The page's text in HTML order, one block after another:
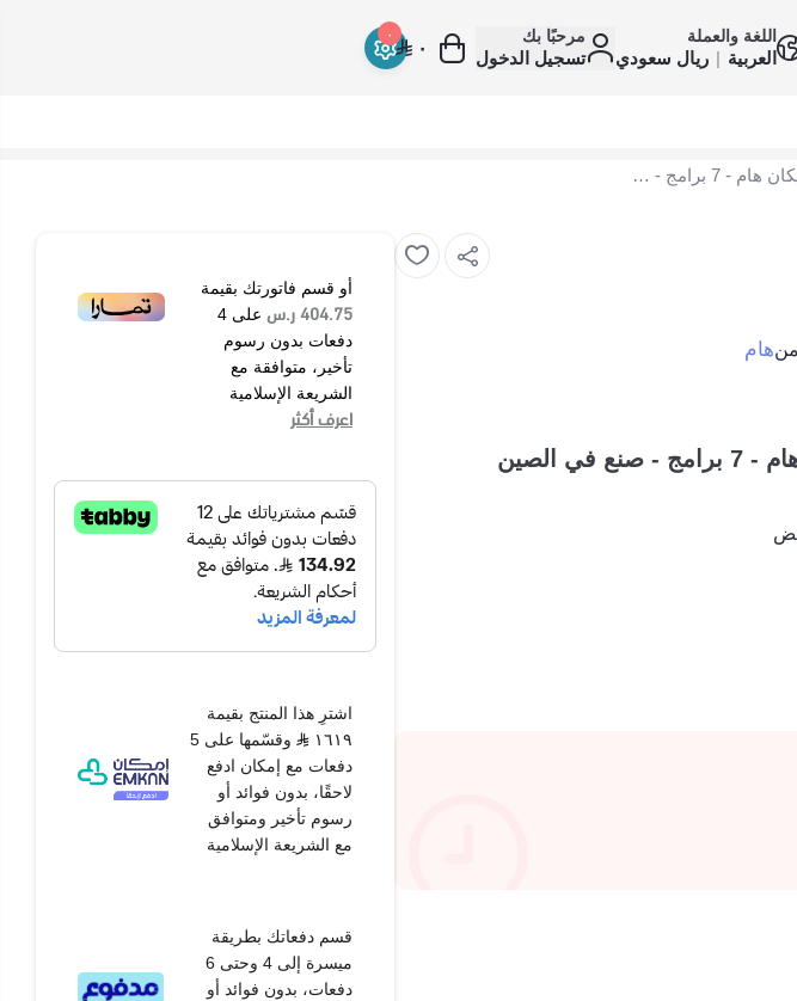
اللغة والعملة
العربية | ريال سعودي
مرحبًا بك
تسجيل الدخول
٠
٠
غسالة صحون أبيض 12 مكان هام - 7 برامج - صنع في الصين HMDW1207W23
منهام
غسالة صحون أبيض 12 مكان هام - 7 برامج - صنع في الصين
أو قسم فاتورتك بقيمة
404.75 ر.س على 4
دفعات بدون رسوم
تأخير، متوافقة مع
الشريعة الإسلامية
اعرف أكثر
اشترِ هذا المنتج بقيمة
١٦١٩
وقسّمها على 5
دفعات مع إمكان ادفع
لاحقًا، بدون فوائد أو
رسوم تأخير ومتوافق
مع الشريعة الإسلامية
قسم دفعاتك بطريقة
ميسرة إلى 4 وحتى 6
دفعات، بدون فوائد أو